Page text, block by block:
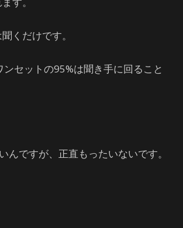
くだけです。
セットの95%は聞き手に回ること
ですが、正直もったいないです。